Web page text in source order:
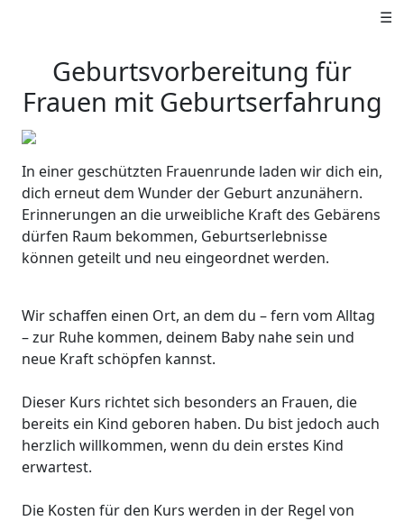
☰
Geburtsvorbereitung für
Frauen mit Geburtserfahrung
In einer geschützten Frauenrunde laden wir dich ein,
dich erneut dem Wunder der Geburt anzunähern.
Erinnerungen an die urweibliche Kraft des Gebärens
dürfen Raum bekommen, Geburtserlebnisse
können geteilt und neu eingeordnet werden.
Wir schaffen einen Ort, an dem du – fern vom Alltag
– zur Ruhe kommen, deinem Baby nahe sein und
neue Kraft schöpfen kannst.
Dieser Kurs richtet sich besonders an Frauen, die
bereits ein Kind geboren haben. Du bist jedoch auch
herzlich willkommen, wenn du dein erstes Kind
erwartest.
Die Kosten für den Kurs werden in der Regel von